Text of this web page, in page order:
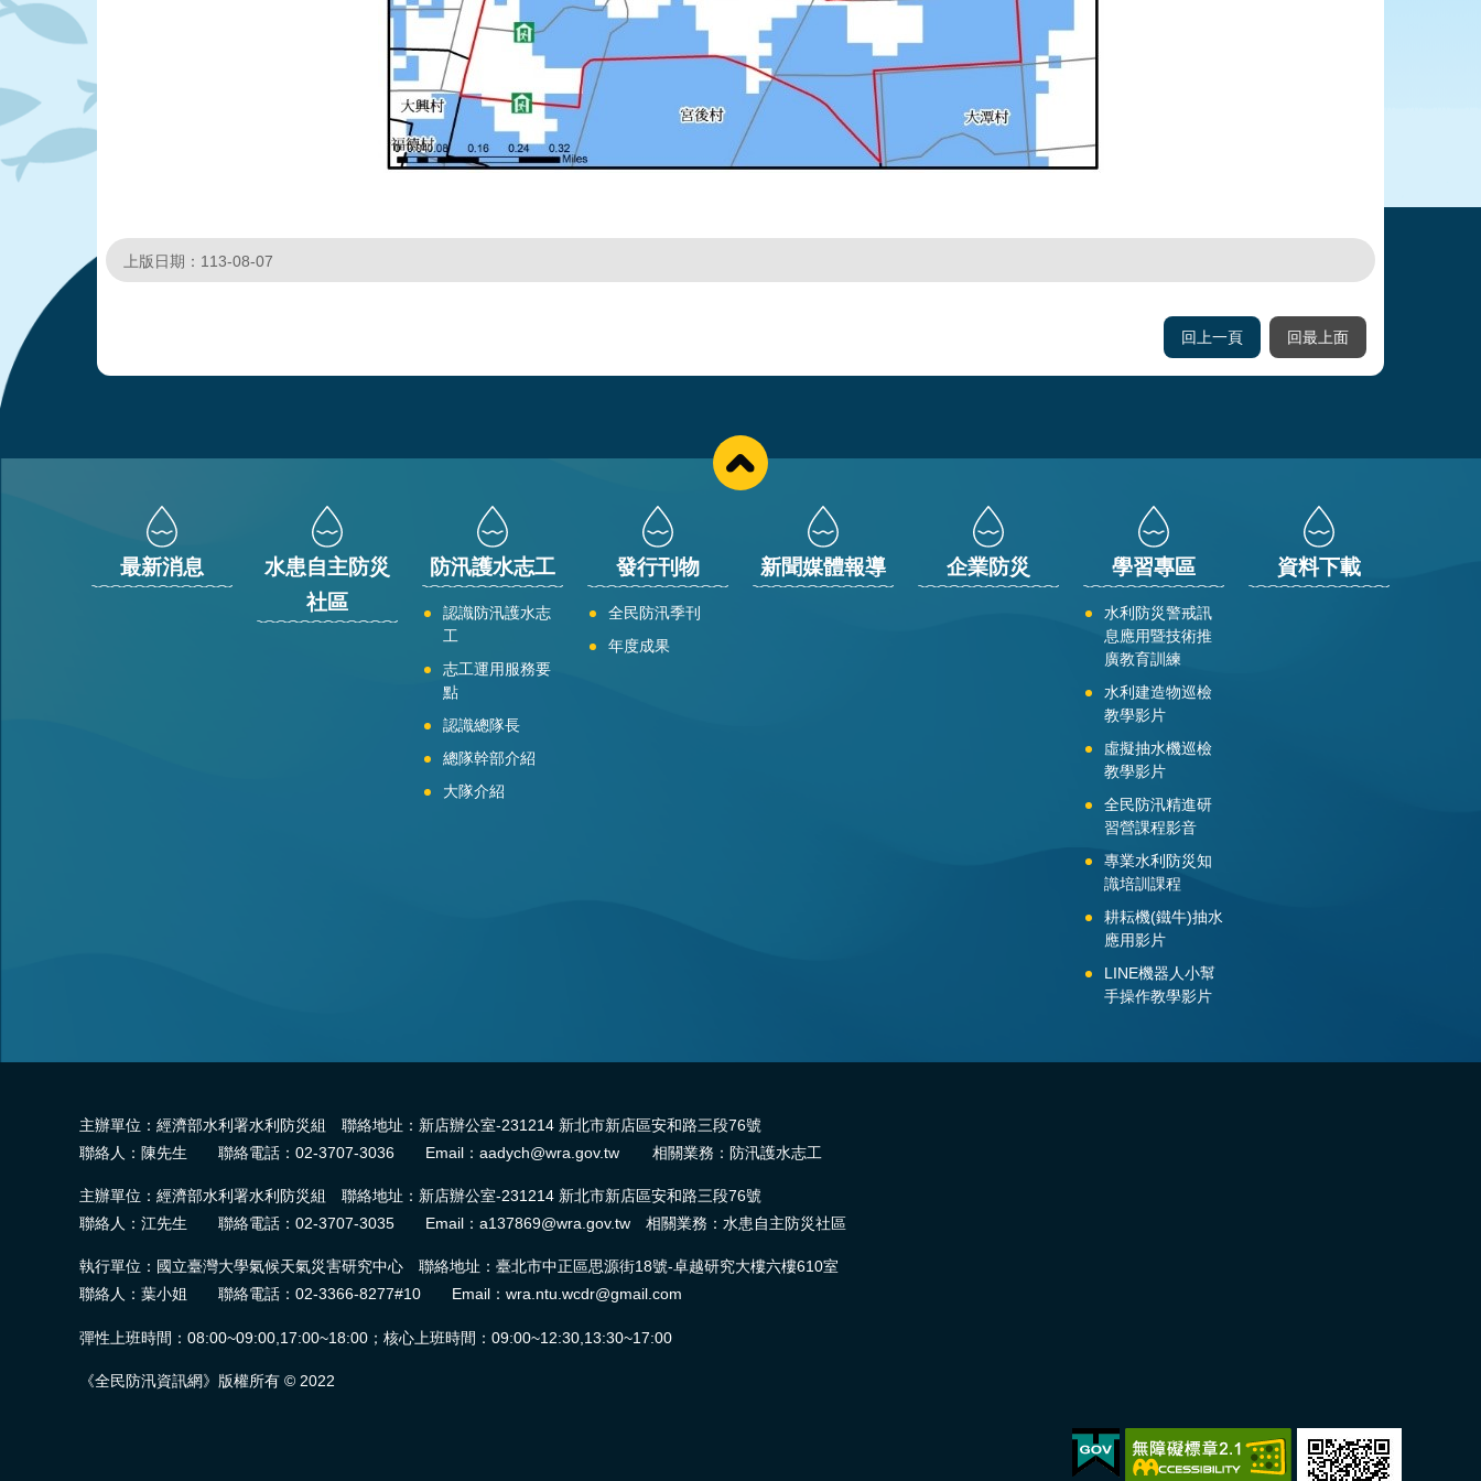
上版日期：113-08-07
回上一頁 回最上面
最新消息
水患自主防災
社區
防汛護水志工
認識防汛護水志
工
志工運用服務要
點
認識總隊長
總隊幹部介紹
大隊介紹
發行刊物
全民防汛季刊
年度成果
新聞媒體報導 企業防災 學習專區
水利防災警戒訊
息應用暨技術推
廣教育訓練
水利建造物巡檢
教學影片
虛擬抽水機巡檢
教學影片
全民防汛精進研
習營課程影音
專業水利防災知
識培訓課程
耕耘機(鐵牛)抽水
應用影片
LINE機器人小幫
手操作教學影片
資料下載
主辦單位：經濟部水利署水利防災組 聯絡地址：新店辦公室-231214 新北市新店區安和路三段76號
聯絡人：陳先生 聯絡電話：02-3707-3036 Email：aadych@wra.gov.tw 相關業務：防汛護水志工
主辦單位：經濟部水利署水利防災組 聯絡地址：新店辦公室-231214 新北市新店區安和路三段76號
聯絡人：江先生 聯絡電話：02-3707-3035 Email：a137869@wra.gov.tw 相關業務：水患自主防災社區
執行單位：國立臺灣大學氣候天氣災害研究中心 聯絡地址：臺北市中正區思源街18號-卓越研究大樓六樓610室
聯絡人：葉小姐 聯絡電話：02-3366-8277#10 Email：wra.ntu.wcdr@gmail.com
彈性上班時間：08:00~09:00,17:00~18:00；核心上班時間：09:00~12:30,13:30~17:00
《全民防汛資訊網》版權所有 © 2022